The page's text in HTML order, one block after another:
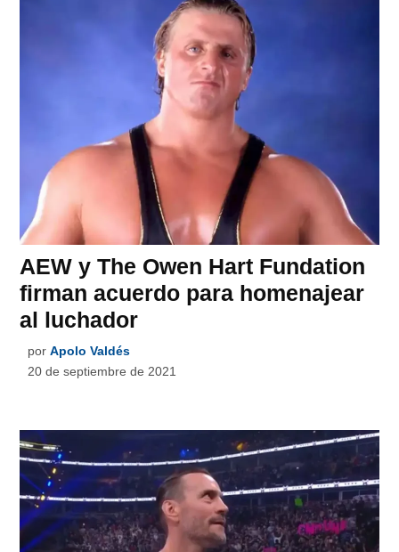
AEW y The Owen Hart Fundation
firman acuerdo para homenajear
al luchador
por Apolo Valdés
20 de septiembre de 2021